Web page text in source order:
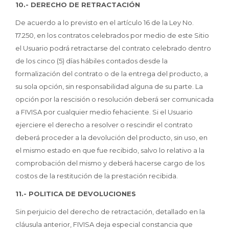
10.- DERECHO DE RETRACTACIÓN
De acuerdo a lo previsto en el artículo 16 de la Ley No.
17.250, en los contratos celebrados por medio de este Sitio
el Usuario podrá retractarse del contrato celebrado dentro
de los cinco (5) días hábiles contados desde la
formalización del contrato o de la entrega del producto, a
su sola opción, sin responsabilidad alguna de su parte. La
opción por la rescisión o resolución deberá ser comunicada
a FIVISA por cualquier medio fehaciente. Si el Usuario
ejerciere el derecho a resolver o rescindir el contrato
deberá proceder a la devolución del producto, sin uso, en
el mismo estado en que fue recibido, salvo lo relativo a la
comprobación del mismo y deberá hacerse cargo de los
costos de la restitución de la prestación recibida.
11.- POLITICA DE DEVOLUCIONES
Sin perjuicio del derecho de retractación, detallado en la
cláusula anterior, FIVISA deja especial constancia que